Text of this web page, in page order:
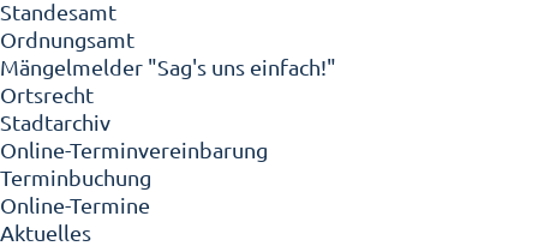
Standesamt
Ordnungsamt
Mängelmelder "Sag's uns einfach!"
Ortsrecht
Stadtarchiv
Online-Terminvereinbarung
Terminbuchung
Online-Termine
Aktuelles